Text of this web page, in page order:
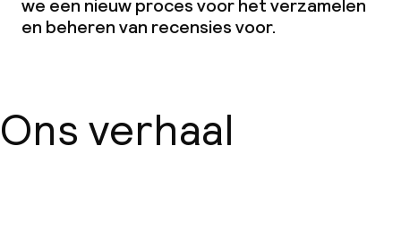
we een nieuw proces voor het verzamelen
en beheren van recensies voor.
Ons verhaal